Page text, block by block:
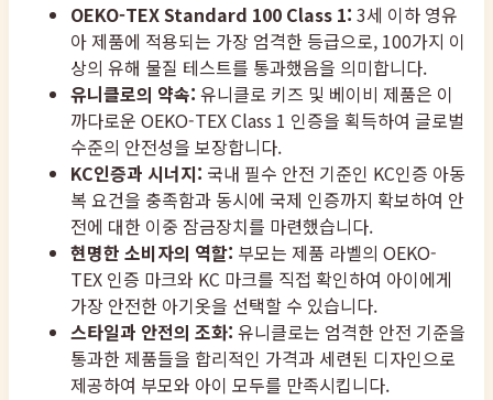
OEKO-TEX Standard 100 Class 1: 3세 이하 영유
아 제품에 적용되는 가장 엄격한 등급으로, 100가지 이
상의 유해 물질 테스트를 통과했음을 의미합니다.
유니클로의 약속: 유니클로 키즈 및 베이비 제품은 이
까다로운 OEKO-TEX Class 1 인증을 획득하여 글로벌
수준의 안전성을 보장합니다.
KC인증과 시너지: 국내 필수 안전 기준인 KC인증 아동
복 요건을 충족함과 동시에 국제 인증까지 확보하여 안
전에 대한 이중 잠금장치를 마련했습니다.
현명한 소비자의 역할: 부모는 제품 라벨의 OEKO-
TEX 인증 마크와 KC 마크를 직접 확인하여 아이에게
가장 안전한 아기옷을 선택할 수 있습니다.
스타일과 안전의 조화: 유니클로는 엄격한 안전 기준을
통과한 제품들을 합리적인 가격과 세련된 디자인으로
제공하여 부모와 아이 모두를 만족시킵니다.